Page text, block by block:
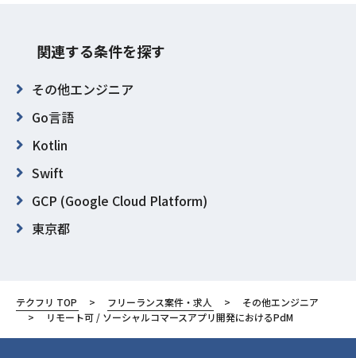
関連する条件を探す
その他エンジニア
Go言語
Kotlin
Swift
GCP (Google Cloud Platform)
東京都
テクフリ TOP フリーランス案件・求人
その他エンジニア
リモート可 / ソーシャルコマースアプリ開発におけるPdM